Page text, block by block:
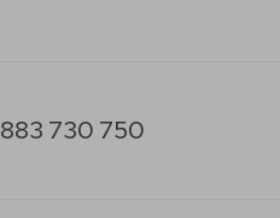
883 730 750